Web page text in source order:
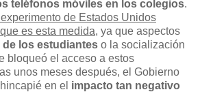
teléfonos móviles en los colegios.
de Estados Unidos
es esta medida, ya que aspectos
de los estudiantes o la socialización
bloqueó el acceso a estos
unos meses después, el Gobierno
en el impacto tan negativo